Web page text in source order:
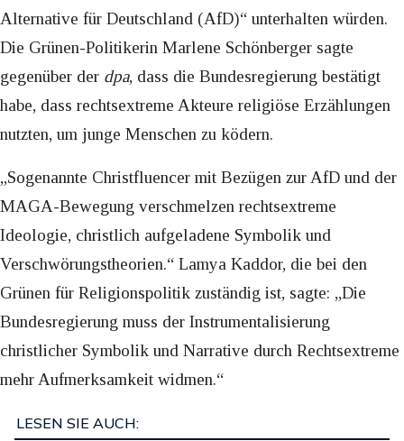
Alternative für Deutschland (AfD)“ unterhalten würden.
Die Grünen-Politikerin Marlene Schönberger sagte
gegenüber der dpa, dass die Bundesregierung bestätigt
habe, dass rechtsextreme Akteure religiöse Erzählungen
nutzten, um junge Menschen zu ködern.
„Sogenannte Christfluencer mit Bezügen zur AfD und der
MAGA-Bewegung verschmelzen rechtsextreme
Ideologie, christlich aufgeladene Symbolik und
Verschwörungstheorien.“ Lamya Kaddor, die bei den
Grünen für Religionspolitik zuständig ist, sagte: „Die
Bundesregierung muss der Instrumentalisierung
christlicher Symbolik und Narrative durch Rechtsextreme
mehr Aufmerksamkeit widmen.“
LESEN SIE AUCH: